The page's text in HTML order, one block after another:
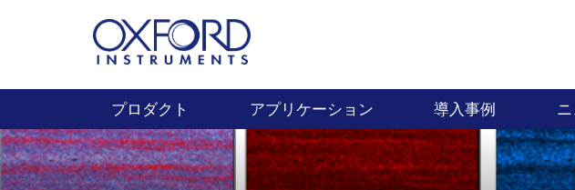
プロダクト アプリケーション 導入事例